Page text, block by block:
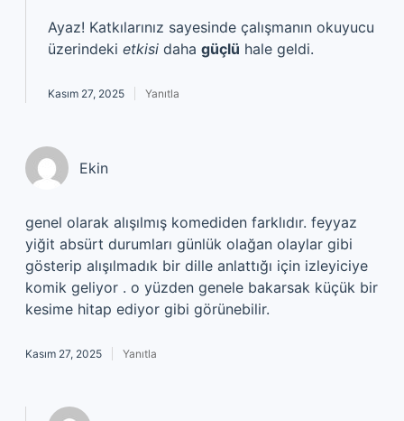
Ayaz! Katkılarınız sayesinde çalışmanın okuyucu
üzerindeki etkisi daha güçlü hale geldi.
Kasım 27, 2025 Yanıtla
Ekin
genel olarak alışılmış komediden farklıdır. feyyaz
yiğit absürt durumları günlük olağan olaylar gibi
gösterip alışılmadık bir dille anlattığı için izleyiciye
komik geliyor . o yüzden genele bakarsak küçük bir
kesime hitap ediyor gibi görünebilir.
Kasım 27, 2025 Yanıtla